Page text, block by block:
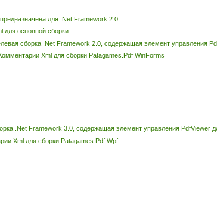
для .Net Framework 2.0
для основной сборки
сборка .Net Framework 2.0, содержащая элемент управления
Xml для сборки Patagames.Pdf.WinForms
.Net Framework 3.0, содержащая элемент управления PdfViewer
Xml для сборки Patagames.Pdf.Wpf